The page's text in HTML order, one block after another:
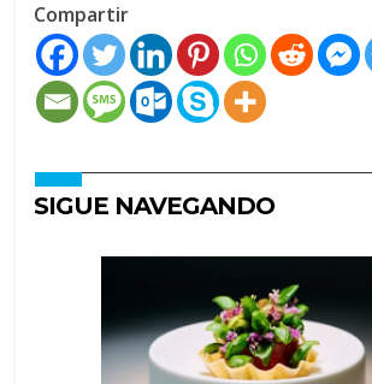
Compartir
SIGUE NAVEGANDO